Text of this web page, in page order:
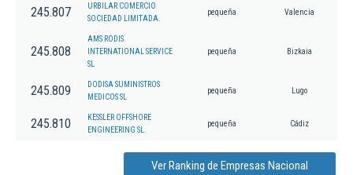
245.807
URBILAR COMERCIO
SOCIEDAD LIMITADA.
pequeña Valencia
245.808
AMS RODIS
INTERNATIONAL SERVICE
SL
pequeña Bizkaia
245.809
DODISA SUMINISTROS
MEDICOS SL
pequeña Lugo
245.810
KESSLER OFFSHORE
ENGINEERING SL.
pequeña Cádiz
Ver Ranking de Empresas Nacional